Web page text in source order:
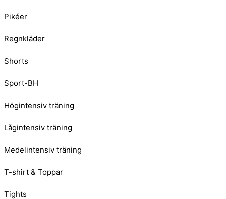
Pikéer
Regnkläder
Shorts
Sport-BH
Högintensiv träning
Lågintensiv träning
Medelintensiv träning
T-shirt & Toppar
Tights